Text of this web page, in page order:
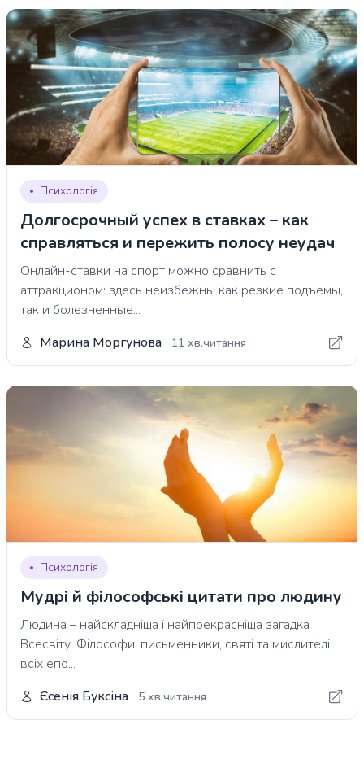
Психологія
Долгосрочный успех в ставках – как
справляться и пережить полосу неудач
Онлайн-ставки на спорт можно сравнить с
аттракционом: здесь неизбежны как резкие подъемы,
так и болезненные...
Марина Моргунова
11 хв.читання
Психологія
Мудрі й філософські цитати про людину
Людина – найскладніша і найпрекрасніша загадка
Всесвіту. Філософи, письменники, святі та мислителі
всіх епо...
Єсенія Буксіна
5 хв.читання